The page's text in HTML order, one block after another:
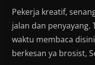
Pekerja kreatif,
jalan dan penyayang.
waktu membaca
berkesan ya brosist,